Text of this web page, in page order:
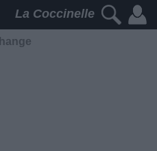
La Coccinelle